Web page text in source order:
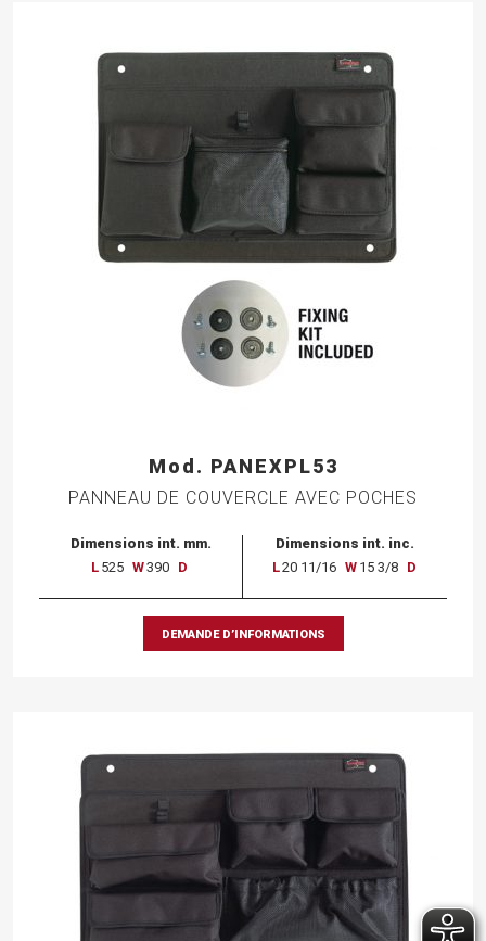
Mod. PANEXPL53
PANNEAU DE COUVERCLE AVEC POCHES
Dimensions int. mm.
L 525 W390 D
Dimensions int. inc.
L20 11/16 W 15 3/8 D
DEMANDE D’INFORMATIONS